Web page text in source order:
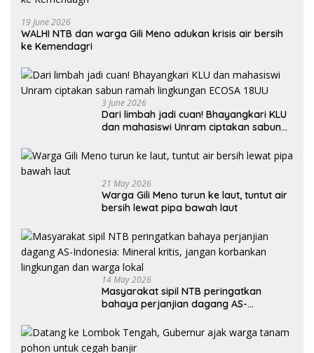
19 June 2026
WALHI NTB dan warga Gili Meno adukan krisis air bersih
ke Kemendagri
3 June 2026
Dari limbah jadi cuan! Bhayangkari KLU
dan mahasiswi Unram ciptakan sabun
21 May 2026
Warga Gili Meno turun ke laut, tuntut air
bersih lewat pipa bawah laut
14 May 2026
Masyarakat sipil NTB peringatkan
bahaya perjanjian dagang AS-
korbankan lingkungan dan warga lokal